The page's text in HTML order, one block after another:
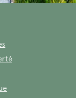
d’admirer et de
de galettes de
des artisans